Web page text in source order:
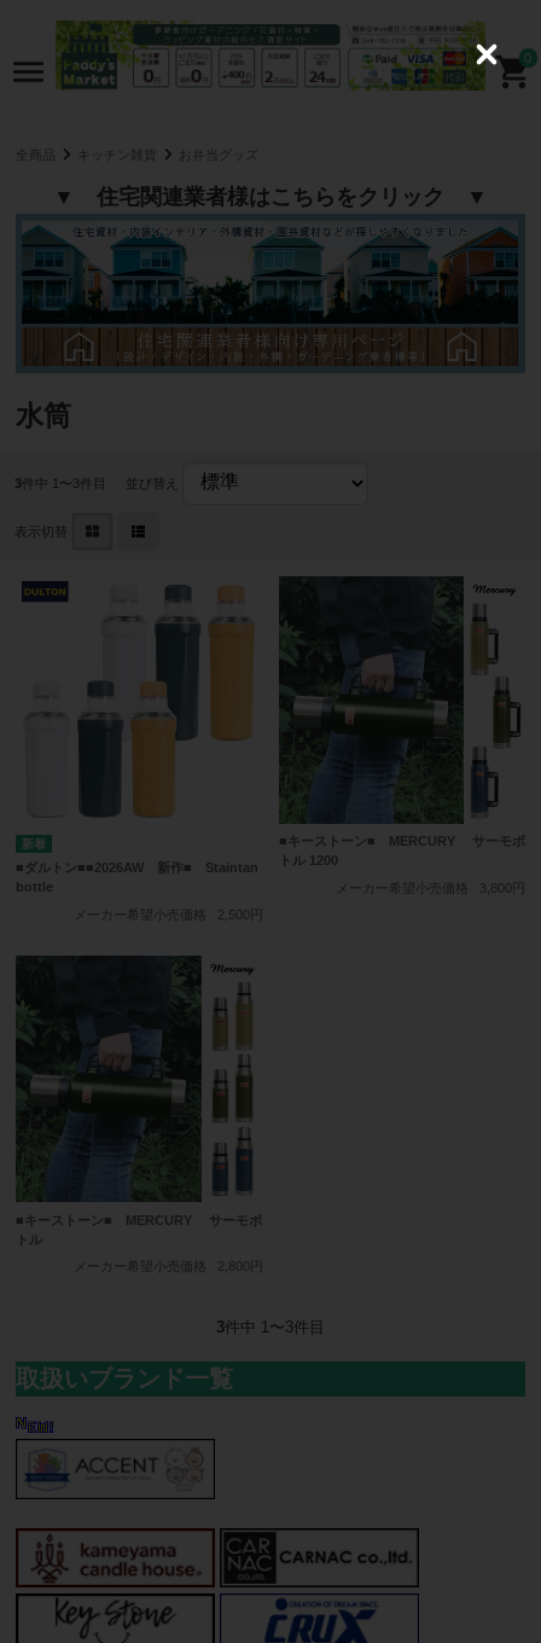
0
全商品 キッチン雑貨 お弁当グッズ
▼ 住宅関連業者様はこちらをクリック ▼
水筒
3件中 1〜3件目 並び替え
表示切替
■ダルトン■■2026AW 新作■ Staintan
bottle
メーカー希望小売価格
2,500円
■キーストーン■ MERCURY サーモボ
トル 1200
メーカー希望小売価格
3,800円
■キーストーン■ MERCURY サーモボ
トル
メーカー希望小売価格
2,800円
3件中 1〜3件目
取扱いブランド一覧
C